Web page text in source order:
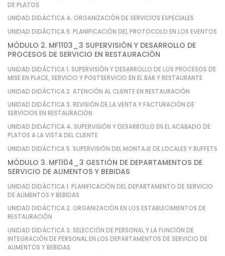
DE PLATOS
UNIDAD DIDÁCTICA 4. ORGANIZACIÓN DE SERVICIOS ESPECIALES
UNIDAD DIDÁCTICA 5. PLANIFICACIÓN DEL PROTOCOLO EN LOS EVENTOS
MÓDULO 2. MF1103_3 SUPERVISIÓN Y DESARROLLO DE
PROCESOS DE SERVICIO EN RESTAURACIÓN
UNIDAD DIDÁCTICA 1. SUPERVISIÓN Y DESARROLLO DE LOS PROCESOS DE
MISE EN PLACE, SERVICIO Y POSTSERVICIO EN EL BAR Y RESTAURANTE
UNIDAD DIDÁCTICA 2. ATENCIÓN AL CLIENTE EN RESTAURACIÓN
UNIDAD DIDÁCTICA 3. REVISIÓN DE LA VENTA Y FACTURACIÓN DE
SERVICIOS EN RESTAURACIÓN
UNIDAD DIDÁCTICA 4. SUPERVISIÓN Y DESARROLLO EN EL ACABADO DE
PLATOS A LA VISTA DEL CLIENTE
UNIDAD DIDÁCTICA 5. SUPERVISIÓN DEL MONTAJE DE LOCALES Y BUFFETS
MÓDULO 3. MF1104_3 GESTIÓN DE DEPARTAMENTOS DE
SERVICIO DE ALIMENTOS Y BEBIDAS
UNIDAD DIDÁCTICA 1. PLANIFICACIÓN DEL DEPARTAMENTO DE SERVICIO
DE ALIMENTOS Y BEBIDAS
UNIDAD DIDÁCTICA 2. ORGANIZACIÓN EN LOS ESTABLECIMIENTOS DE
RESTAURACIÓN
UNIDAD DIDÁCTICA 3. SELECCIÓN DE PERSONAL Y LA FUNCIÓN DE
INTEGRACIÓN DE PERSONAL EN LOS DEPARTAMENTOS DE SERVICIO DE
ALIMENTOS Y BEBIDAS